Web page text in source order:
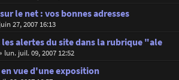
le net : vos bonnes adresses
27, 2007 16:13
alertes du site dans la rubrique "ale
lun. juil. 09, 2007 12:52
vue d'une exposition